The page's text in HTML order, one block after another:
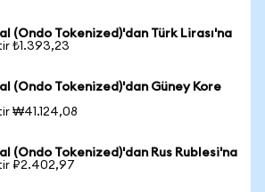
(Ondo Tokenized)'dan Türk Lirası'na
₺1.393,23
(Ondo Tokenized)'dan Güney Kore
₩41.124,08
(Ondo Tokenized)'dan Rus Rublesi'na
₽2.402,97